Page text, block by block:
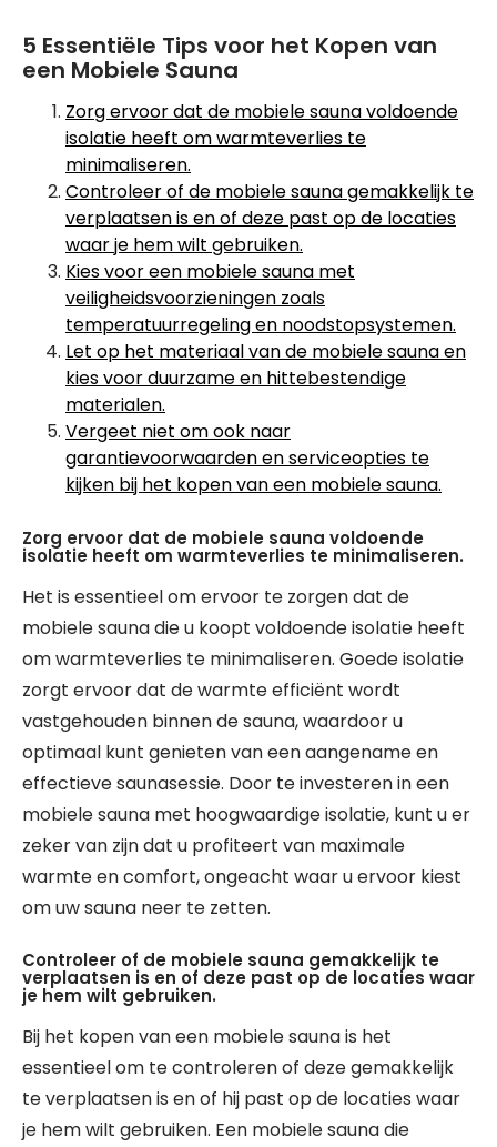
5 Essentiële Tips voor het Kopen van
een Mobiele Sauna
Zorg ervoor dat de mobiele sauna voldoende
isolatie heeft om warmteverlies te
minimaliseren.
Controleer of de mobiele sauna gemakkelijk te
verplaatsen is en of deze past op de locaties
waar je hem wilt gebruiken.
Kies voor een mobiele sauna met
veiligheidsvoorzieningen zoals
temperatuurregeling en noodstopsystemen.
Let op het materiaal van de mobiele sauna en
kies voor duurzame en hittebestendige
materialen.
Vergeet niet om ook naar
garantievoorwaarden en serviceopties te
kijken bij het kopen van een mobiele sauna.
Zorg ervoor dat de mobiele sauna voldoende
isolatie heeft om warmteverlies te minimaliseren.
Het is essentieel om ervoor te zorgen dat de
mobiele sauna die u koopt voldoende isolatie heeft
om warmteverlies te minimaliseren. Goede isolatie
zorgt ervoor dat de warmte efficiënt wordt
vastgehouden binnen de sauna, waardoor u
optimaal kunt genieten van een aangename en
effectieve saunasessie. Door te investeren in een
mobiele sauna met hoogwaardige isolatie, kunt u er
zeker van zijn dat u profiteert van maximale
warmte en comfort, ongeacht waar u ervoor kiest
om uw sauna neer te zetten.
Controleer of de mobiele sauna gemakkelijk te
verplaatsen is en of deze past op de locaties waar
je hem wilt gebruiken.
Bij het kopen van een mobiele sauna is het
essentieel om te controleren of deze gemakkelijk
te verplaatsen is en of hij past op de locaties waar
je hem wilt gebruiken. Een mobiele sauna die